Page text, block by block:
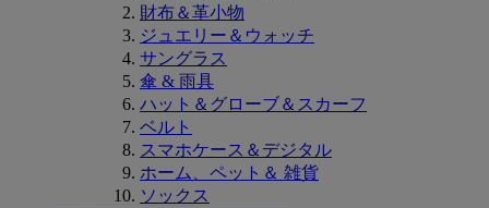
財布＆革小物
ジュエリー＆ウォッチ
サングラス
傘 & 雨具
ハット＆グローブ＆スカーフ
ベルト
スマホケース＆デジタル
ホーム、ペット＆ 雑貨
ソックス